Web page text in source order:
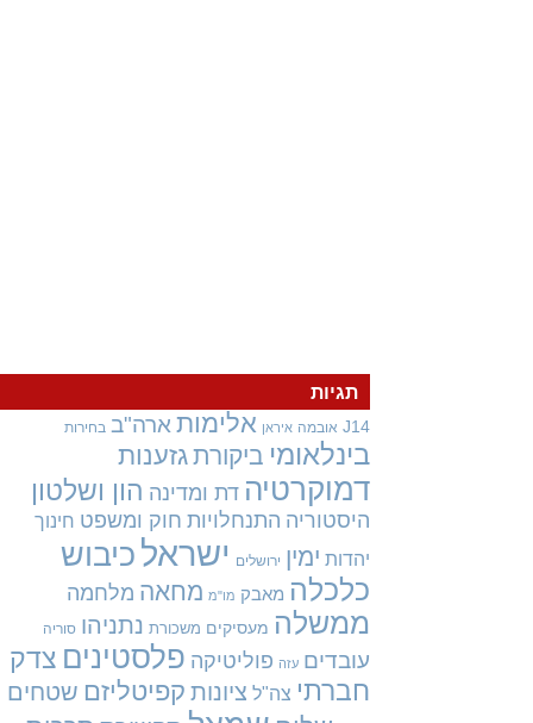
תגיות
J14 אובמה איראן אלימות ארה"ב בחירות
בינלאומיביקורתגזענות
דמוקרטיה דת ומדינההון ושלטון
היסטוריה התנחלויות חוק ומשפט חינוך
יהדות ימין ירושלים ישראלכיבוש
כלכלה מאבק מו"מ מחאהמלחמה
ממשלה מעסיקים משכורת נתניהו סוריה
עובדים עזה פוליטיקה פלסטיניםצדק
חברתי צה"ל ציונותקפיטליזםשטחים